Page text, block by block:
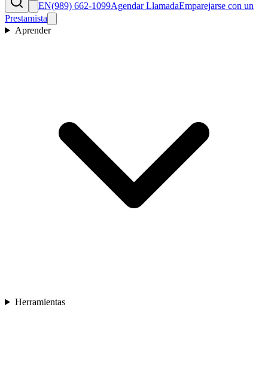
EN(989) 662-1099Agendar LlamadaEmparejarse con un
Prestamista
Aprender
Herramientas